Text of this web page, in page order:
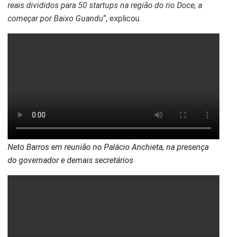
reais divididos para 50 startups na região do rio Doce, a
começar por Baixo Guandu“, explicou.
Neto Barros em reunião no Palácio Anchieta, na presença
do governador e demais secretários